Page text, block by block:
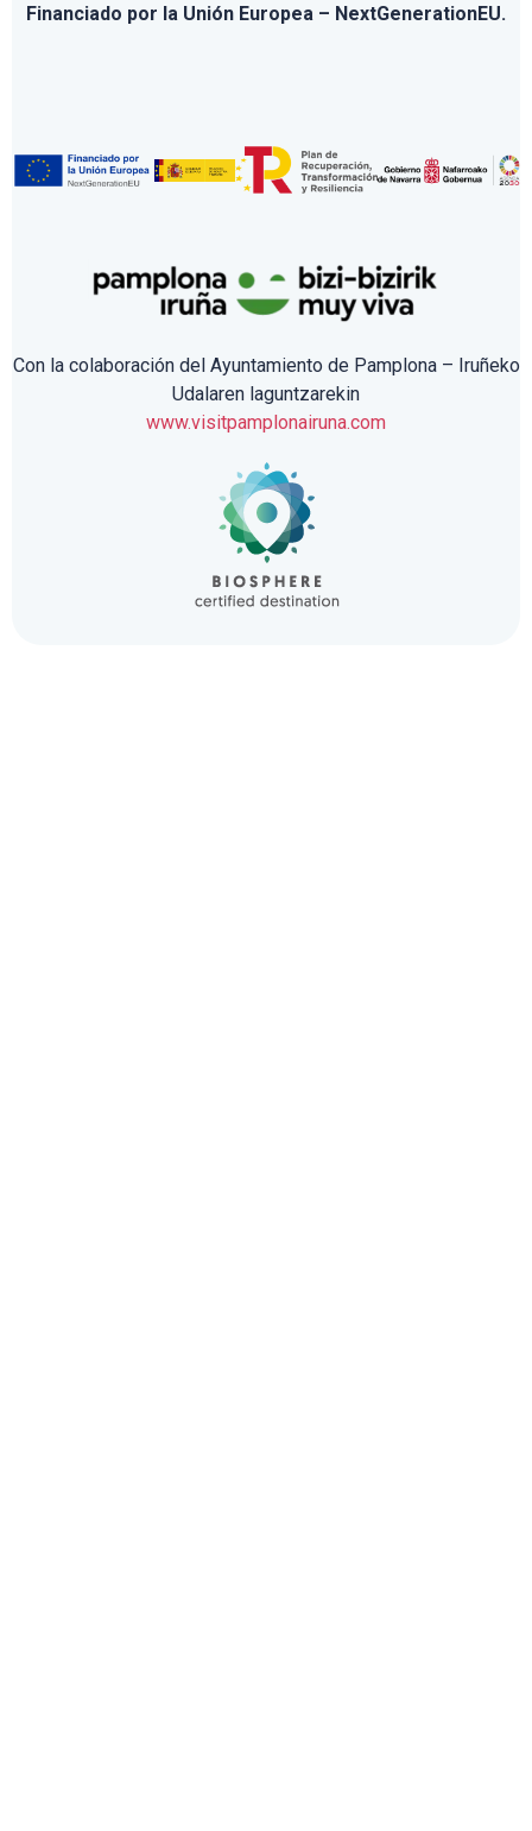
Financiado por la Unión Europea – NextGenerationEU.
Con la colaboración del Ayuntamiento de Pamplona – Iruñeko
Udalaren laguntzarekin
www.visitpamplonairuna.com